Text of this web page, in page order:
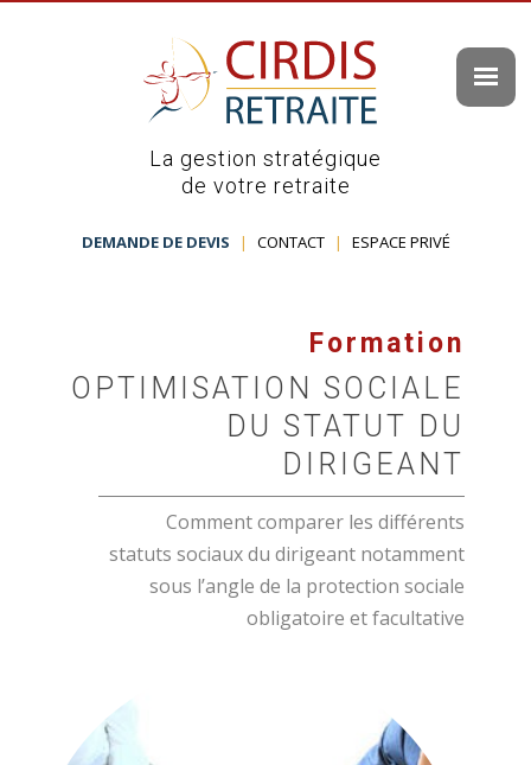
La gestion stratégique
de votre retraite
DEMANDE DE DEVIS | CONTACT | ESPACE PRIVÉ
Formation
OPTIMISATION SOCIALE
DU STATUT DU
DIRIGEANT
Comment comparer les différents
statuts sociaux du dirigeant notamment
sous l’angle de la protection sociale
obligatoire et facultative